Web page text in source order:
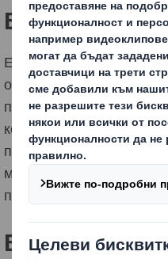
Еко-
Екологична
опаковки с уникален и
привличащ вниманието
конструкция за лесно
позициониране на
магазинната мрежа и
при транспортиране
Еко-щайга за